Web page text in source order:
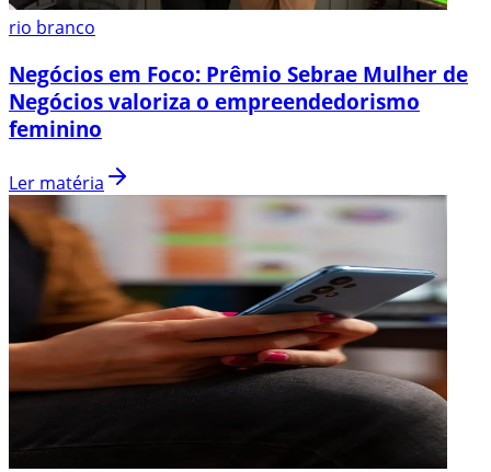
rio branco
Negócios em Foco: Prêmio Sebrae Mulher de
Negócios valoriza o empreendedorismo
feminino
Ler matéria